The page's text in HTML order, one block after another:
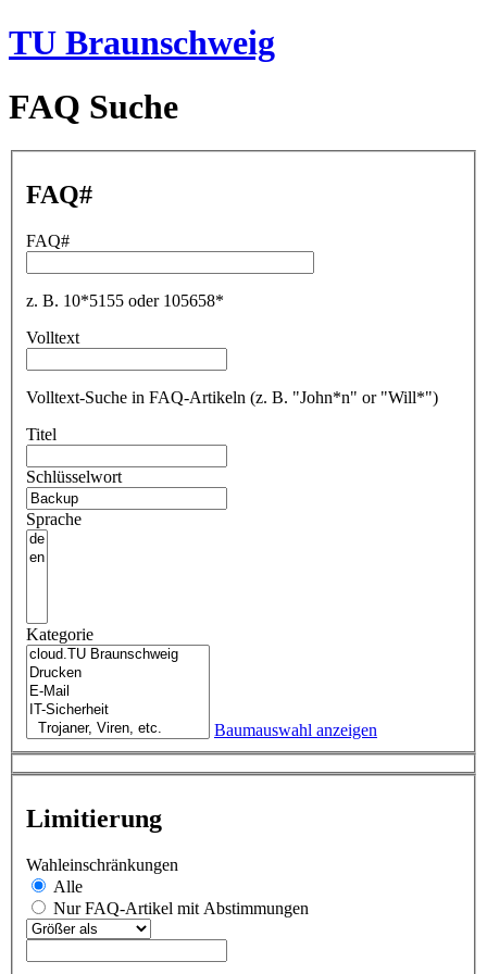
TU Braunschweig
FAQ Suche
FAQ#
FAQ#
z. B. 10*5155 oder 105658*
Volltext
Volltext-Suche in FAQ-Artikeln (z. B. "John*n" or "Will*")
Titel
Schlüsselwort
Sprache
Kategorie
Baumauswahl anzeigen
Limitierung
Wahleinschränkungen
Alle
Nur FAQ-Artikel mit Abstimmungen